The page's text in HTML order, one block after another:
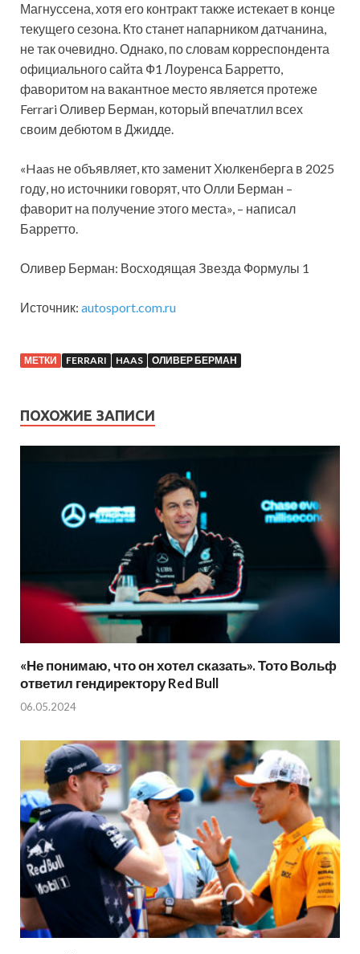
Магнуссена, хотя его контракт также истекает в конце
текущего сезона. Кто станет напарником датчанина,
не так очевидно. Однако, по словам корреспондента
официального сайта Ф1 Лоуренса Барретто,
фаворитом на вакантное место является протеже
Ferrari Оливер Берман, который впечатлил всех
своим дебютом в Джидде.
«Haas не объявляет, кто заменит Хюлкенберга в 2025
году, но источники говорят, что Олли Берман –
фаворит на получение этого места», – написал
Барретто.
Оливер Берман: Восходящая Звезда Формулы 1
Источник: autosport.com.ru
МЕТКИ FERRARI HAAS ОЛИВЕР БЕРМАН
ПОХОЖИЕ ЗАПИСИ
«Не понимаю, что он хотел сказать». Тото Вольф
ответил гендиректору Red Bull
06.05.2024